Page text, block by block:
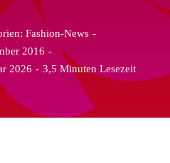
Fashion-News -
2016 -
2026 - 3,5 Minuten Lesezeit